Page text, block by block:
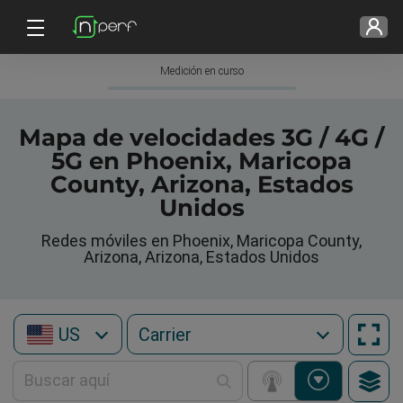
Medición en curso
Mapa de velocidades 3G / 4G /
5G en Phoenix, Maricopa
County, Arizona, Estados
Unidos
Redes móviles en Phoenix, Maricopa County,
Arizona, Arizona, Estados Unidos
US